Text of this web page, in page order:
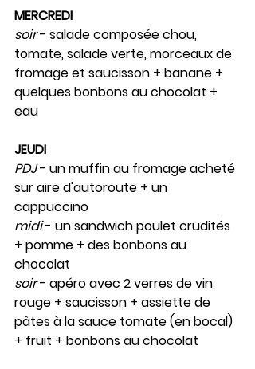
MERCREDI
soir - salade composée chou,
tomate, salade verte, morceaux de
fromage et saucisson + banane +
quelques bonbons au chocolat +
eau
JEUDI
PDJ - un muffin au fromage acheté
sur aire d'autoroute + un
cappuccino
midi - un sandwich poulet crudités
+ pomme + des bonbons au
chocolat
soir - apéro avec 2 verres de vin
rouge + saucisson + assiette de
pâtes à la sauce tomate (en bocal)
+ fruit + bonbons au chocolat